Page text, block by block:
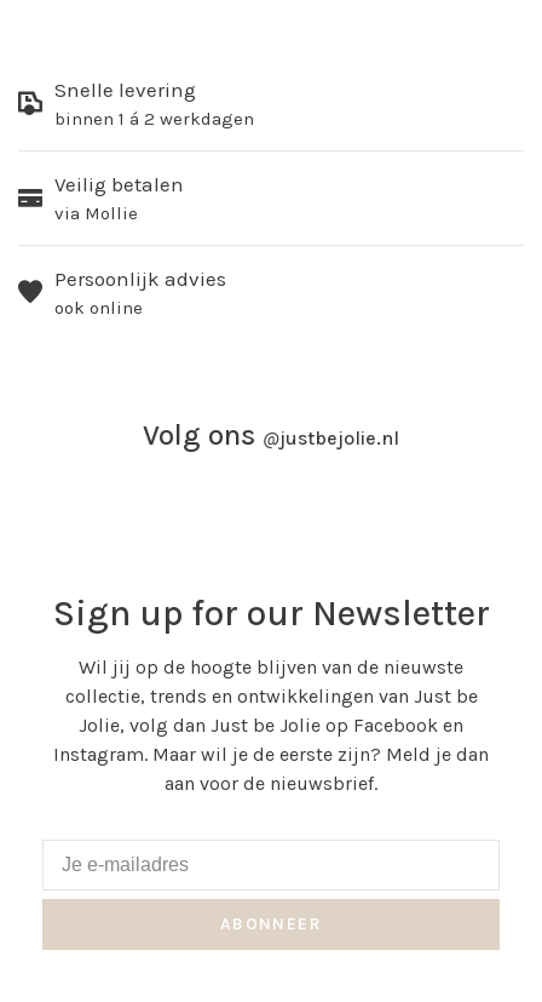
Snelle levering
binnen 1 á 2 werkdagen
Veilig betalen
via Mollie
Persoonlijk advies
ook online
Volg ons @justbejolie.nl
Sign up for our Newsletter
Wil jij op de hoogte blijven van de nieuwste
collectie, trends en ontwikkelingen van Just be
Jolie, volg dan Just be Jolie op Facebook en
Instagram. Maar wil je de eerste zijn? Meld je dan
aan voor de nieuwsbrief.
ABONNEER